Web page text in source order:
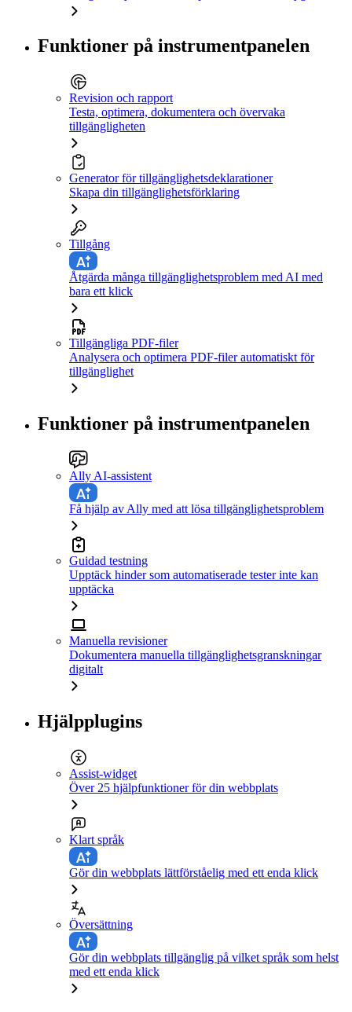
Funktioner på instrumentpanelen
Revision och rapport
Testa, optimera, dokumentera och övervaka
tillgängligheten
Generator för tillgänglighetsdeklarationer
Skapa din tillgänglighetsförklaring
Tillgång
Åtgärda många tillgänglighetsproblem med AI med
bara ett klick
Tillgängliga PDF-filer
Analysera och optimera PDF-filer automatiskt för
tillgänglighet
Funktioner på instrumentpanelen
Ally AI-assistent
Få hjälp av Ally med att lösa tillgänglighetsproblem
Guidad testning
Upptäck hinder som automatiserade tester inte kan
upptäcka
Manuella revisioner
Dokumentera manuella tillgänglighetsgranskningar
digitalt
Hjälpplugins
Assist-widget
Över 25 hjälpfunktioner för din webbplats
Klart språk
Gör din webbplats lättförståelig med ett enda klick
Översättning
Gör din webbplats tillgänglig på vilket språk som helst
med ett enda klick